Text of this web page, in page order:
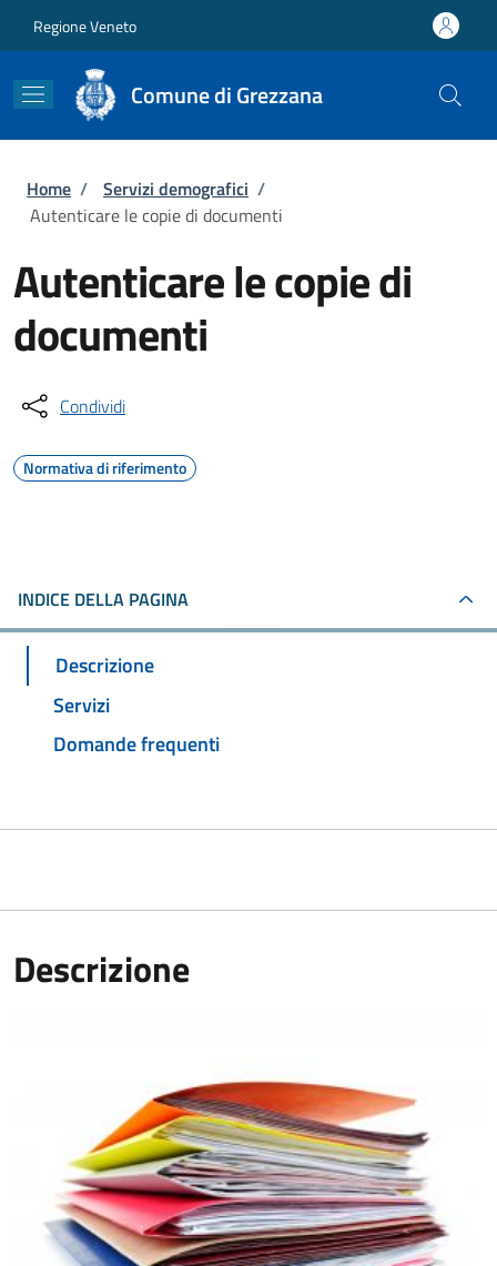
Regione Veneto
Comune di Grezzana
Briciole di pane
Home / Servizi demografici /
Autenticare le copie di documenti
Autenticare le copie di
documenti
Condividi
Normativa di riferimento
INDICE DELLA PAGINA
Descrizione
Servizi
Domande frequenti
Descrizione